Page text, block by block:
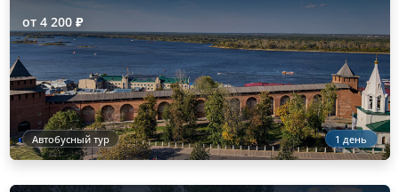
от 4 200 ₽
Автобусный тур 1 день